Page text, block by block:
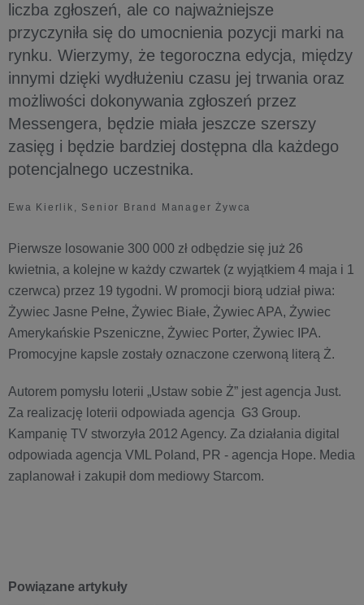
liczba zgłoszeń, ale co najważniejsze
przyczyniła się do umocnienia pozycji marki na
rynku. Wierzymy, że tegoroczna edycja, między
innymi dzięki wydłużeniu czasu jej trwania oraz
możliwości dokonywania zgłoszeń przez
Messengera, będzie miała jeszcze szerszy
zasięg i będzie bardziej dostępna dla każdego
potencjalnego uczestnika.
Ewa Kierlik, Senior Brand Manager Żywca
Pierwsze losowanie 300 000 zł odbędzie się już 26
kwietnia, a kolejne w każdy czwartek (z wyjątkiem 4 maja i 1
czerwca) przez 19 tygodni. W promocji biorą udział piwa:
Żywiec Jasne Pełne, Żywiec Białe, Żywiec APA, Żywiec
Amerykańskie Pszeniczne, Żywiec Porter, Żywiec IPA.
Promocyjne kapsle zostały oznaczone czerwoną literą Ż.
Autorem pomysłu loterii „Ustaw sobie Ż” jest agencja Just.
Za realizację loterii odpowiada agencja G3 Group.
Kampanię TV stworzyła 2012 Agency. Za działania digital
odpowiada agencja VML Poland, PR - agencja Hope. Media
zaplanował i zakupił dom mediowy Starcom.
Powiązane artykuły